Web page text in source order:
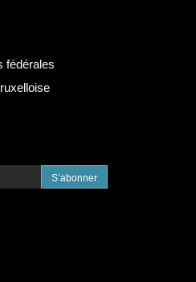
fédérales
S’abonner